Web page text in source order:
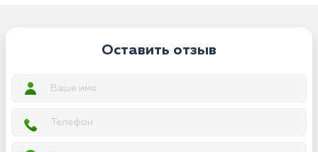
Оставить отзыв